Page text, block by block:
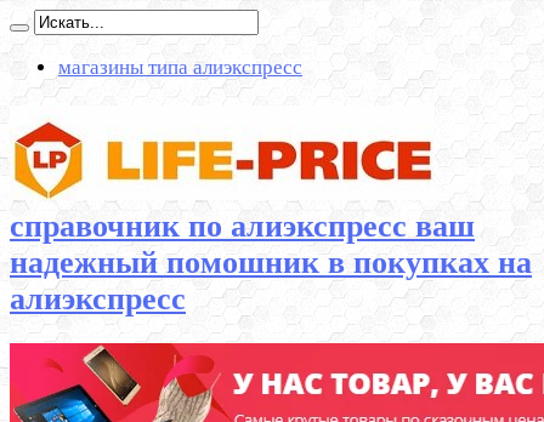
магазины типа алиэкспресс
справочник по алиэкспресс ваш
надежный помошник в покупках на
алиэкспресс